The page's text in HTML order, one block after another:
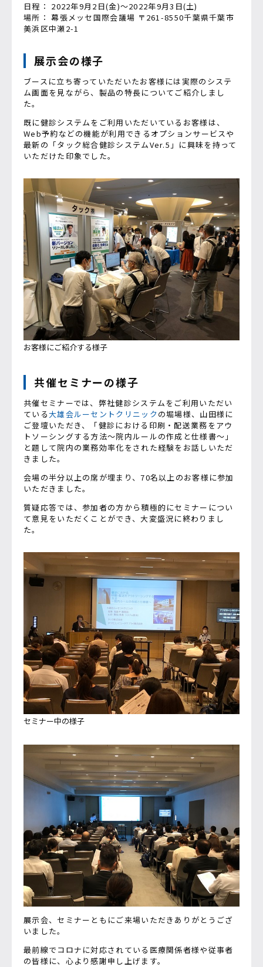
日程： 2022年9月2日(金)～2022年9月3日(土)
場所： 幕張メッセ国際会議場 〒261-8550千葉県千葉市
美浜区中瀬2-1
展示会の様子
ブースに立ち寄っていただいたお客様には実際のシステ
ム画面を見ながら、製品の特長についてご紹介しまし
た。
既に健診システムをご利用いただいているお客様は、
Web予約などの機能が利用できるオプションサービスや
最新の「タック総合健診システムVer.5」に興味を持って
いただけた印象でした。
お客様にご紹介する様子
共催セミナーの様子
共催セミナーでは、弊社健診システムをご利用いただい
ている大雄会ルーセントクリニックの堀場様、山田様に
ご登壇いただき、「健診における印刷・配送業務をアウ
トソーシングする方法～院内ルールの作成と仕様書～」
と題して院内の業務効率化をされた経験をお話しいただ
きました。
会場の半分以上の席が埋まり、70名以上のお客様に参加
いただきました。
質疑応答では、参加者の方から積極的にセミナーについ
て意見をいただくことができ、大変盛況に終わりまし
た。
セミナー中の様子
展示会、セミナーともにご来場いただきありがとうござ
いました。
最前線でコロナに対応されている医療関係者様や従事者
の皆様に、心より感謝申し上げます。